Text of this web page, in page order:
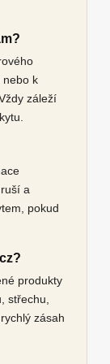
nebo k
záleží
a
pokud
produkty
střechu,
zásah